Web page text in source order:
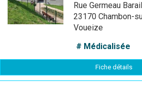
rue Germeau
23170 Chambon-
Voueize
# Médicalisée
Fiche détails